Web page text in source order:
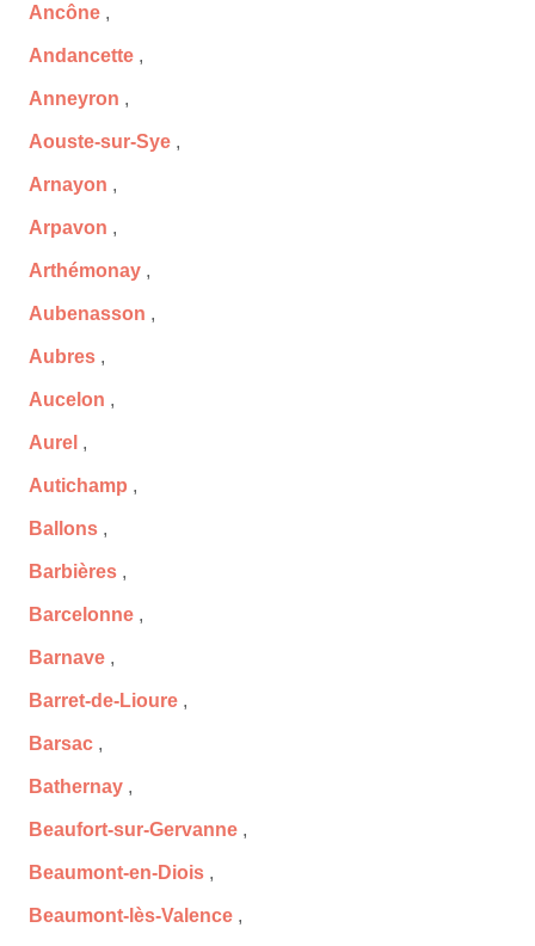
Ancône ,
Andancette ,
Anneyron ,
Aouste-sur-Sye ,
Arnayon ,
Arpavon ,
Arthémonay ,
Aubenasson ,
Aubres ,
Aucelon ,
Aurel ,
Autichamp ,
Ballons ,
Barbières ,
Barcelonne ,
Barnave ,
Barret-de-Lioure ,
Barsac ,
Bathernay ,
Beaufort-sur-Gervanne ,
Beaumont-en-Diois ,
Beaumont-lès-Valence ,